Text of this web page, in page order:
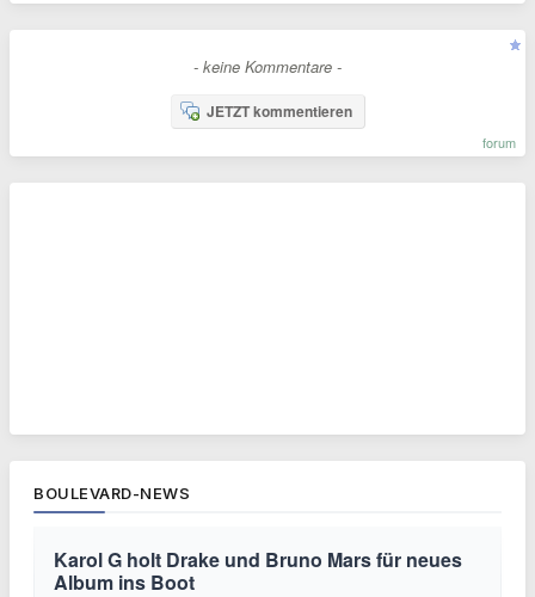
- keine Kommentare -
JETZT kommentieren
forum
BOULEVARD-NEWS
Karol G holt Drake und Bruno Mars für neues
Album ins Boot